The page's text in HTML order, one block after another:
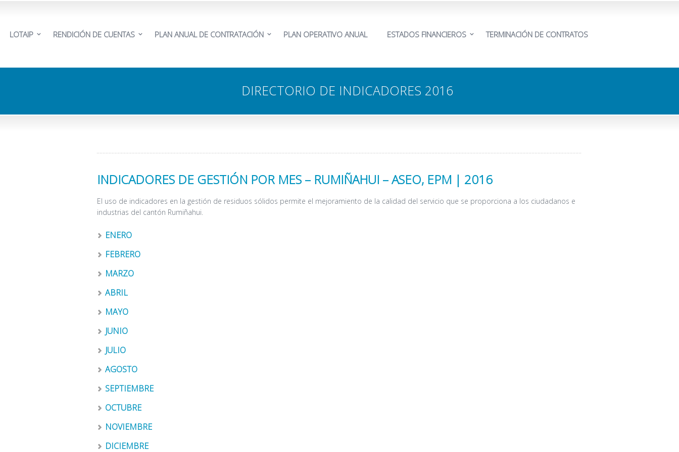
LOTAIP RENDICIÓN DE CUENTAS PLAN ANUAL DE CONTRATACIÓN PLAN OPERATIVO ANUAL ESTADOS FINANCIEROS TERMINACIÓN DE CONTRATOS
DIRECTORIO DE INDICADORES 2016
INDICADORES DE GESTIÓN POR MES – RUMIÑAHUI – ASEO, EPM | 2016
El uso de indicadores en la gestión de residuos sólidos permite el mejoramiento de la calidad del servicio que se proporciona a los ciudadanos e
industrias del cantón Rumiñahui.
ENERO
FEBRERO
MARZO
ABRIL
MAYO
JUNIO
JULIO
AGOSTO
SEPTIEMBRE
OCTUBRE
NOVIEMBRE
DICIEMBRE